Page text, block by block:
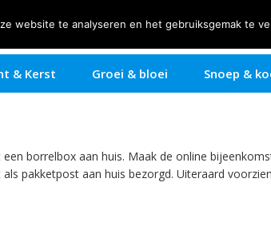
ons Offerte aanvragen Particulier
& Kerst Groei & bloei Snoep &
borrelbox aan huis. Maak de online
pakketpost aan huis bezorgd. Uiteraard
website te analyseren en het gebruiksgemak te